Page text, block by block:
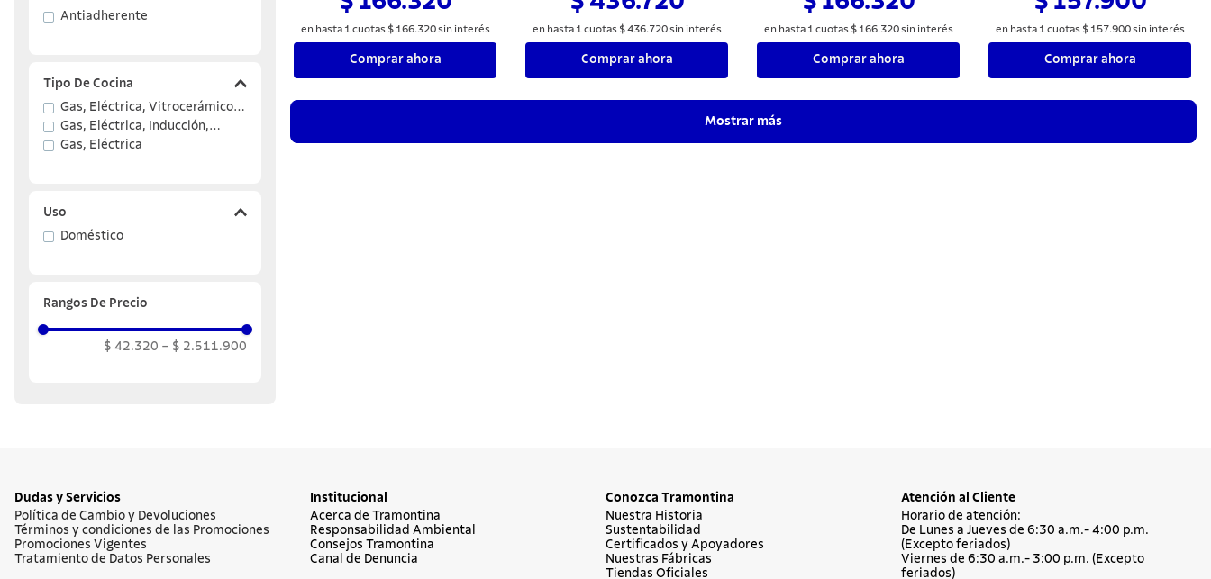
Antiadherente
Tipo De Cocina
Gas, Eléctrica, Vitrocerámico -
resistencia eléctrica
Gas, Eléctrica, Inducción,
Vitrocerámico - resist.
Gas, Eléctrica
Uso
Doméstico
Rangos De Precio
$ 42.320 – $ 2.511.900
en hasta 1 cuotas $ 166.320sin interés
Comprar ahora
en hasta 1 cuotas $ 436.720sin interés
Comprar ahora
en hasta 1 cuotas $ 166.320sin interés
Comprar ahora
en hasta 1 cuotas $ 157.900sin interés
Comprar ahora
Mostrar más
Dudas y Servicios
Política de Cambio y Devoluciones
Términos y condiciones de las Promociones
Promociones Vigentes
Tratamiento de Datos Personales
Institucional
Acerca de Tramontina
Responsabilidad Ambiental
Consejos Tramontina
Canal de Denuncia
Conozca Tramontina
Nuestra Historia
Sustentabilidad
Certificados y Apoyadores
Nuestras Fábricas
Tiendas Oficiales
Atención al Cliente
Horario de atención:
De Lunes a Jueves de 6:30 a.m.- 4:00 p.m.
(Excepto feriados)
Viernes de 6:30 a.m.- 3:00 p.m. (Excepto
feriados)